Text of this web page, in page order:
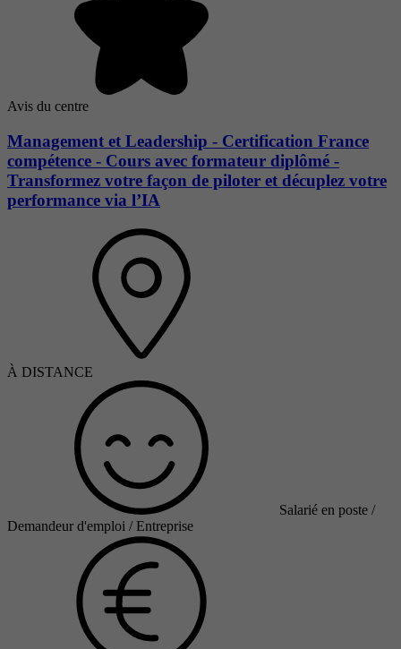
Avis du centre
Management et Leadership - Certification France
compétence - Cours avec formateur diplômé -
Transformez votre façon de piloter et décuplez votre
performance via l’IA
À DISTANCE
Salarié en poste /
Demandeur d'emploi / Entreprise